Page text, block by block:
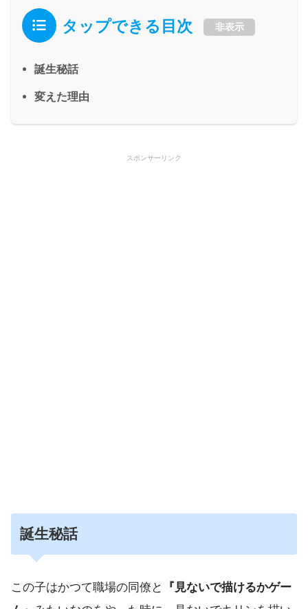
タップできる目次 非表示
誕生秘話
変えた理由
スポンサーリンク
誕生秘話
この子はかつて職場の同僚と
『見ないで描けるかゲー